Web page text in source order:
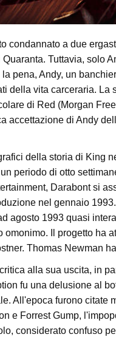
condannato a due
Tuttavia, solo
pena, Andy, un
della vita carceraria.
di Red (Morgan
accettazione di Andy
della storia di King
periodo di otto
Darabont si
nel gennaio
agosto 1993 quasi
Il progetto ha
Thomas Newman
alla sua uscita, in
fu una delusione al
All'epoca furono citate
e Forrest Gump,
considerato confuso